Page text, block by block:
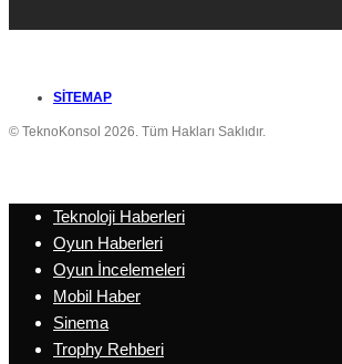
SITEMAP
© TeknoKonsol 2026. Tüm Hakları Saklıdır.
Teknoloji Haberleri
Oyun Haberleri
Oyun İncelemeleri
Mobil Haber
Sinema
Trophy Rehberi